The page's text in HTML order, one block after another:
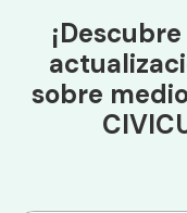
sobre